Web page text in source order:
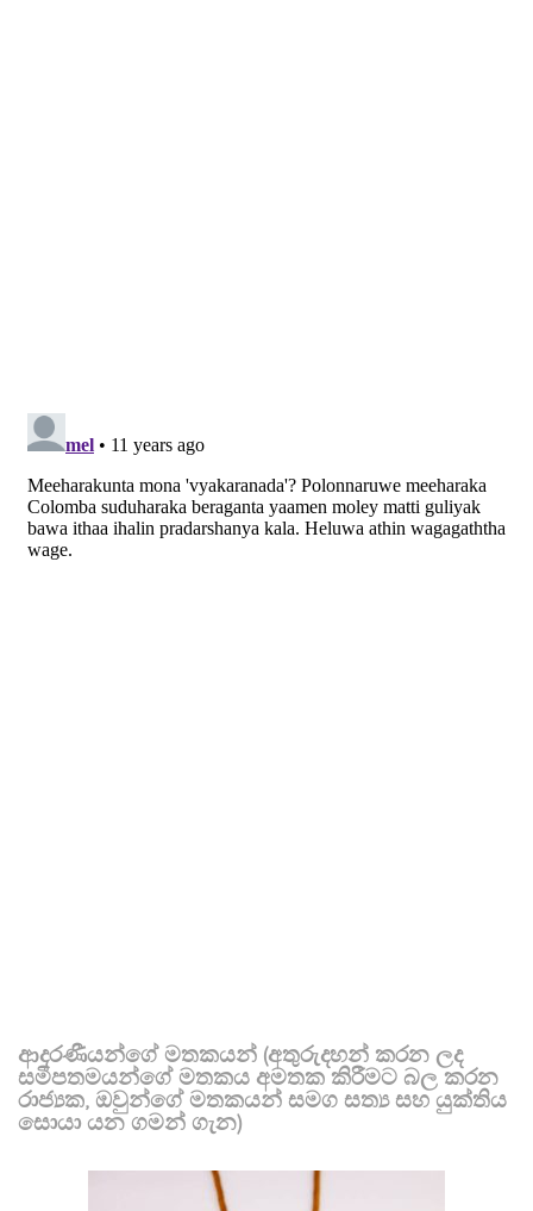
ආදරණීයන්ගේ මතකයන් (අතුරුදහන් කරන ලද
සමීපතමයන්ගේ මතකය අමතක කිරීමට බල කරන
රාජ්‍යක, ඔවුන්ගේ මතකයන් සමග සත්‍ය සහ යුක්තිය
සොයා යන ගමන් ගැන)